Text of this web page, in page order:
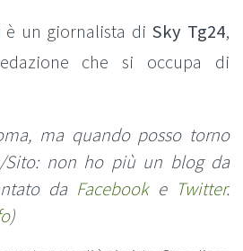
è un giornalista di Sky Tg24,
che si occupa di
ma quando posso torno
Sito: non ho più un blog da
da Facebooke Twitter.
)